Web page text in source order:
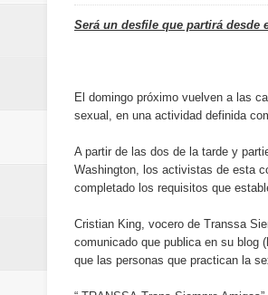
Pavel
Humano
Sexappeal
Será un desfile que partirá desde
El domingo próximo vuelven a las
sexual, en una actividad definida
A partir de las dos de la tarde y
Washington, los activistas de esta
completado los requisitos que
Cristian King, vocero de Transsa
comunicado que publica en su blog (
que las personas que practican la